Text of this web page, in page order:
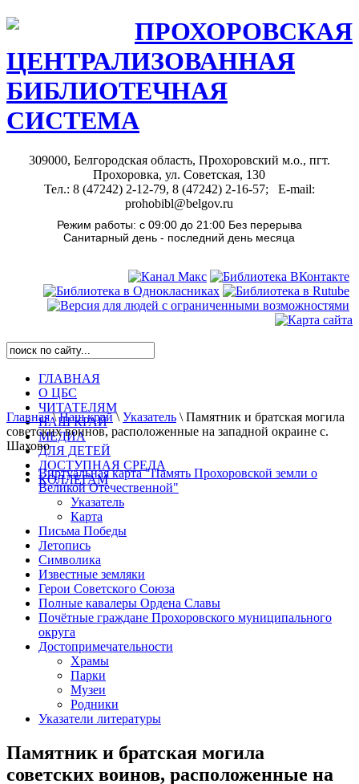
ПРОХОРОВСКАЯ
ЦЕНТРАЛИЗОВАННАЯ
БИБЛИОТЕЧНАЯ
СИСТЕМА
309000, Белгородская область, Прохоровский м.о., пгт.
Прохоровка, ул. Советская, 130
Тел.: 8 (47242) 2-12-79, 8 (47242) 2-16-57; E-mail:
prohobibl@belgov.ru
Режим работы: с 09:00 до 21:00 Без перерыва
Санитарный день - последний день месяца
ГЛАВНАЯ
О ЦБС
ЧИТАТЕЛЯМ
НАШ КРАЙ
МЕДИА
ДЛЯ ДЕТЕЙ
ДОСТУПНАЯ СРЕДА
КОЛЛЕГАМ
Главная\Наш край\ Указатель \ Памятник и братская могила
советских воинов, расположенные на западной окраине с.
Шахово
Виртуальная карта "Память Прохоровской земли о
Великой Отечественной"
Указатель
Карта
Письма Победы
Летопись
Символика
Известные земляки
Герои Советского Союза
Полные кавалеры Ордена Славы
Почётные граждане Прохоровского муниципального
округа
Достопримечательности
Храмы
Парки
Музеи
Родники
Указатели литературы
Памятник и братская могила
советских воинов, расположенные на